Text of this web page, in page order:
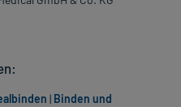
| Binden und